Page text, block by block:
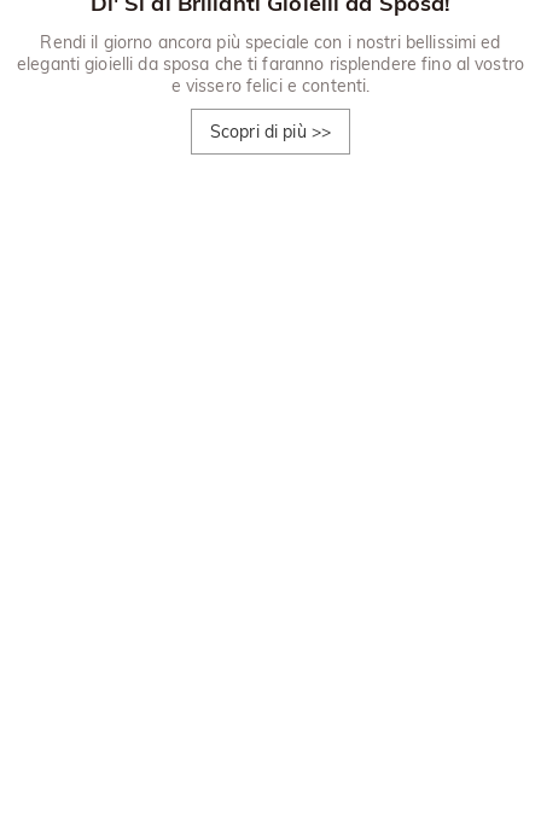
Rendi il giorno ancora più speciale con i nostri bellissimi ed
eleganti gioielli da sposa che ti faranno risplendere fino al vostro
e vissero felici e contenti.
Scopri di più >>